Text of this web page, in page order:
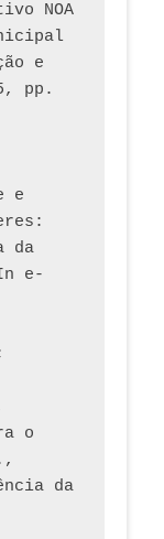
NOA
e
pp.
e
da
e-
o
da